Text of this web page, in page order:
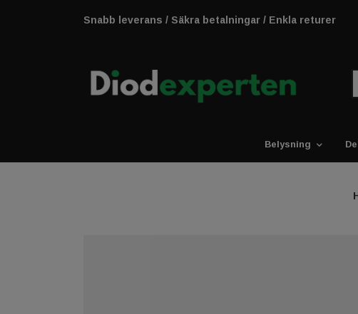
Snabb leverans / Säkra betalningar / Enkla returer
Belysning